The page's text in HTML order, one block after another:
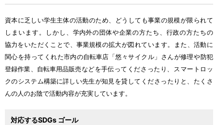
資本に乏 しい学生主体の活動のため、どうしても事業の規模が限 られて
しまいます。しかし、 学内外の 団体や企業の方たち、 行政の方たちの
協力 をいただくことで、 事業規模の拡大が図 れています。また、 活動に
関心を持 ってくれた市内の自転車店 「 悠々 サイクル」さんが修理や防犯
登録作業、 自転車用品販売などを手伝 ってくださったり、スマートロッ
クのシステム構築に詳しい先生が知見を貸 してくださったりと、たくさ
んの人のお陰で活動内容が充実しています。
対応するSDGs ゴール